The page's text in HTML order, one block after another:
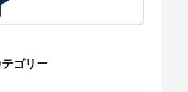
ゴリー